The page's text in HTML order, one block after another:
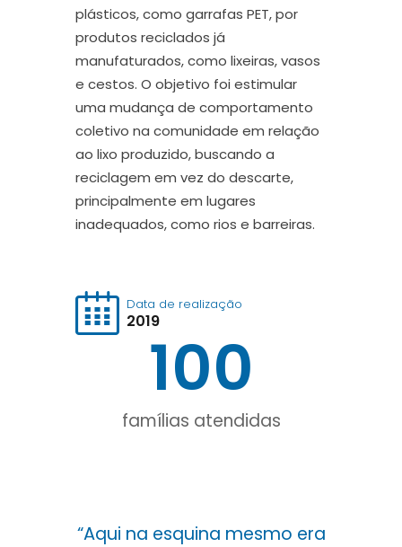
plásticos, como garrafas PET, por
produtos reciclados já
manufaturados, como lixeiras, vasos
e cestos. O objetivo foi estimular
uma mudança de comportamento
coletivo na comunidade em relação
ao lixo produzido, buscando a
reciclagem em vez do descarte,
principalmente em lugares
inadequados, como rios e barreiras.
Data de realização
2019
100
famílias atendidas
“Aqui na esquina mesmo era